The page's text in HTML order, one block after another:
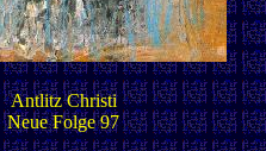
Antlitz Christi
Neue Folge 97